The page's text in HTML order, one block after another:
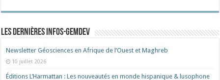
Les dernières Infos-Gemdev
Newsletter Géosciences en Afrique de l’Ouest et Maghreb
10 juillet 2026
Éditions L’Harmattan : Les nouveautés en monde hispanique & lusophone